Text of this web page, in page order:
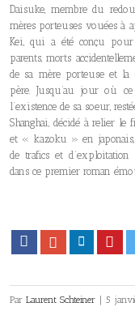
Daisuke, membre du
mères porteuses vouées à
Kei, qui a été conçu pour
parents, morts
de sa mère porteuse et la
père. Jusqu’au jour où
l’existence de sa soeur,
Shanghai, décidé à relier le
et « kazoku » en
de trafics et
dans ce premier roman
Facebook Google+
Par Laurent Schteiner 5